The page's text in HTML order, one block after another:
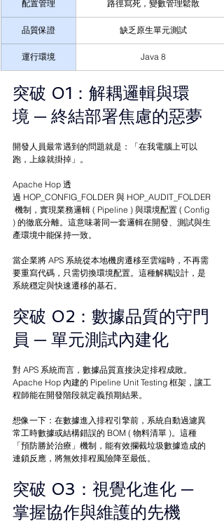
配置管理 路徑寫死，變數管理鬆散
品質保證 缺乏原生單元測試
運行環境 Java 8
突破 01：解耦邏輯與環
境 ─ 終結部署焦慮的惡夢
開發人員最常遇到的問題就是：「在我電腦上可以
跑，上線就掛掉」。
Apache Hop 透
過 HOP_CONFIG_FOLDER 與 HOP_AUDIT_FOLDER
機制，實現業務邏輯 ( Pipeline ) 與環境配置 ( Config
) 的徹底分離。這意味著同一套邏輯在開發、測試與生
產環境中能保持一致。
當企業將 APS 系統從本地機房遷移至雲端時，不再需
要重寫代碼，只需切換環境配置。這種解耦設計，是
系統穩定與快速遷移的基石。
突破 02：數據品質的守門
員 ─ 單元測試內建化
對 APS 系統而言，數據品質直接決定排程成敗。
Apache Hop 內建的 Pipeline Unit Testing 框架，讓工
程師能在開發階段就定義預期結果。
想像一下：在數據進入排程引擎前，系統自動過濾異
常工時數據或結構錯誤的 BOM ( 物料清單 )。這種
「預防勝於治療」機制，能有效攔截垃圾數據造成的
連鎖反應，將無效排程風險降至最低。
突破 03：視覺化進化 ─
掌握協作與維護的先機